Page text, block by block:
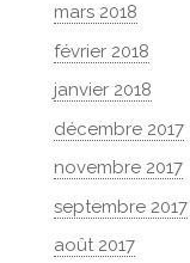
mars 2018
février 2018
janvier 2018
décembre 2017
novembre 2017
septembre 2017
août 2017